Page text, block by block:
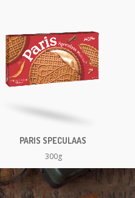
PARIS SPECULAAS
300g